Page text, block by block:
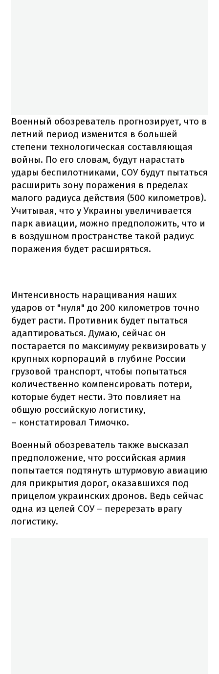
Военный обозреватель прогнозирует, что в
летний период изменится в большей
степени технологическая составляющая
войны. По его словам, будут нарастать
удары беспилотниками, СОУ будут пытаться
расширить зону поражения в пределах
малого радиуса действия (500 километров).
Учитывая, что у Украины увеличивается
парк авиации, можно предположить, что и
в воздушном пространстве такой радиус
поражения будет расширяться.
Интенсивность наращивания наших
ударов от "нуля" до 200 километров точно
будет расти. Противник будет пытаться
адаптироваться. Думаю, сейчас он
постарается по максимуму реквизировать у
крупных корпораций в глубине России
грузовой транспорт, чтобы попытаться
количественно компенсировать потери,
которые будет нести. Это повлияет на
общую российскую логистику,
– констатировал Тимочко.
Военный обозреватель также высказал
предположение, что российская армия
попытается подтянуть штурмовую авиацию
для прикрытия дорог, оказавшихся под
прицелом украинских дронов. Ведь сейчас
одна из целей СОУ – перерезать врагу
логистику.